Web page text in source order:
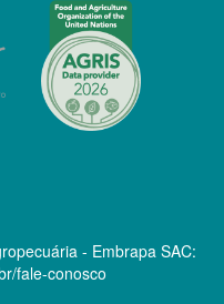
- Embrapa SAC:
fale-conosco